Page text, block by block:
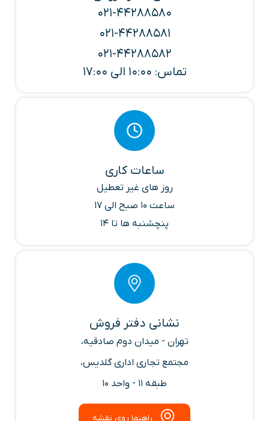
021-44288580
021-44288581
021-44288582
تماس: 10:00 الی 17:00
ساعات کاری
روز های غیر تعطیل
ساعت 10 صبح الی 17
پنچشنبه ها تا 14
نشانی دفتر فروش
تهران - میدان دوم صادقیه،
مجتمع تجاری اداری گلدیس،
طبقه 11 - واحد 10
راهنما روی نقشه